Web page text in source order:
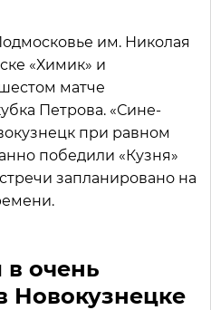
им. Николая
«Химик» и
матче
Петрова. «Сине-
при равном
победили «Кузня»
запланировано на
очень
Новокузнецке